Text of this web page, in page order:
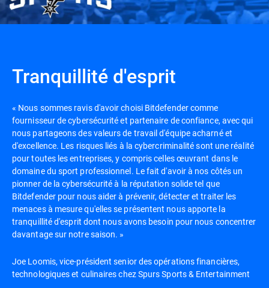
Tranquillité d'esprit
« Nous sommes ravis d'avoir choisi Bitdefender comme
fournisseur de cybersécurité et partenaire de confiance, avec qui
nous partageons des valeurs de travail d'équipe acharné et
d'excellence. Les risques liés à la cybercriminalité sont une réalité
pour toutes les entreprises, y compris celles œuvrant dans le
domaine du sport professionnel. Le fait d'avoir à nos côtés un
pionner de la cybersécurité à la réputation solide tel que
Bitdefender pour nous aider à prévenir, détecter et traiter les
menaces à mesure qu'elles se présentent nous apporte la
tranquillité d'esprit dont nous avons besoin pour nous concentrer
davantage sur notre saison. »
Joe Loomis, vice-président senior des opérations financières,
technologiques et culinaires chez Spurs Sports & Entertainment